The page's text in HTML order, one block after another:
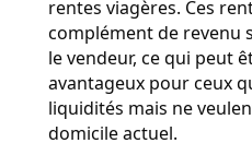
rentes viagères. Ces
complément de revenu
le vendeur, ce qui peut
avantageux pour ceux
liquidités mais ne
domicile actuel.